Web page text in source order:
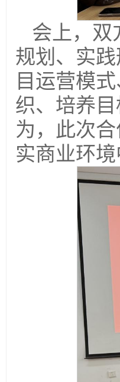
会上，双
规划、实
目运营模
织、培养
为，此次
实商业环